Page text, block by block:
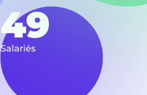
49
Salariés